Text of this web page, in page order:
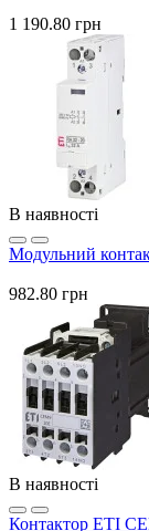
1 190.80 грн
В наявності
Модульний
982.80 грн
В наявності
Контактор ETI